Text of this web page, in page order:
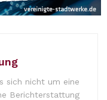
sich nicht um eine
Berichterstattung